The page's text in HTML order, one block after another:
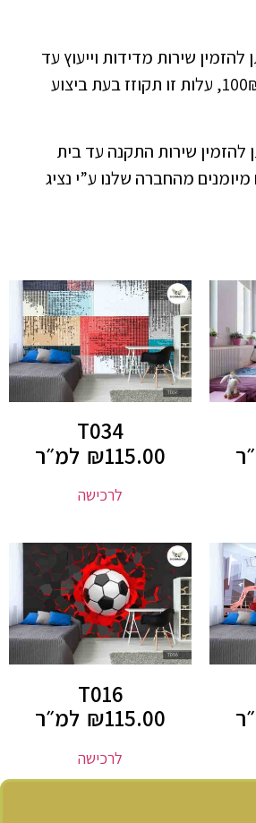
להזמין שירות מדידות וייעוץ עד
בית הלקוח בעלות 100₪, עלות זו תקוזז בעת ביצוע
להזמין שירות התקנה עד בית
מהחברה שלנו ע”י נציג
T034
₪115.00 למ״ר
לרכישה
T016
₪115.00 למ״ר
לרכישה